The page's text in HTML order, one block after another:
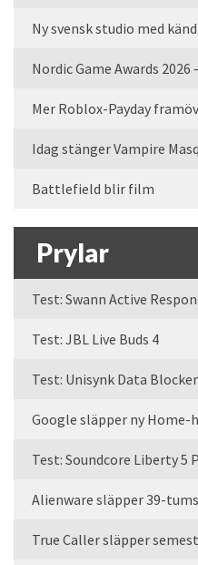
Ny svensk studio med
Nordic Game Awards
Mer Roblox-Payday
Idag stänger Vampire
Battlefield blir film
Prylar
Test: Swann Active
Test: JBL Live Buds 4
Test: Unisynk Data
Google släpper ny Home-
Test: Soundcore Liberty 5
Alienware släpper 39-
True Caller släpper